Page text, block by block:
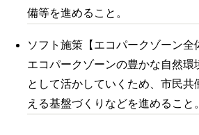
備等を進めること。
ソフト施策【エコパークゾーン全
エコパークゾーンの豊かな自然環
として活かしていくため、市民共
える基盤づくりなどを進めること。